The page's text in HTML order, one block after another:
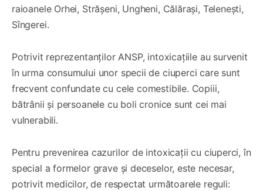
raioanele Orhei, Strășeni, Ungheni, Călărași, Telenești,
Sîngerei.
Potrivit reprezentanților ANSP, intoxicațiile au survenit
în urma consumului unor specii de ciuperci care sunt
frecvent confundate cu cele comestibile. Copiii,
bătrânii și persoanele cu boli cronice sunt cei mai
vulnerabili.
Pentru prevenirea cazurilor de intoxicaţii cu ciuperci, în
special a formelor grave şi deceselor, este necesar,
potrivit medicilor, de respectat următoarele reguli: